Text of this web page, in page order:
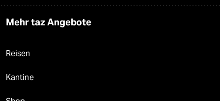
Mehr taz Angebote
Reisen
Kantine